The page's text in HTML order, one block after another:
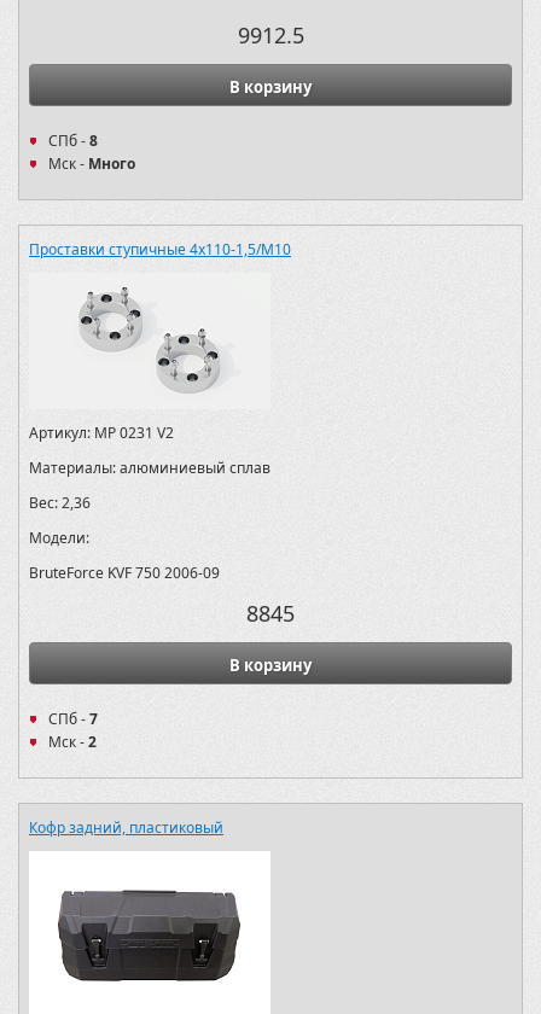
9912.5
В корзину
СПб -8
Мск - Много
Проставки ступичные 4х110-1,5/M10
Артикул: MP 0231 V2
Материалы:алюминиевый сплав
Вес:2,36
Модели:
BruteForce KVF 750 2006-09
8845
В корзину
СПб -7
Мск -2
Кофр задний, пластиковый